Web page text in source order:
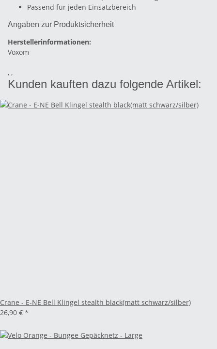
Passend für jeden Einsatzbereich
Angaben zur Produktsicherheit
Herstellerinformationen:
Voxom
, ,
Kunden kauften dazu folgende Artikel:
Crane - E-NE Bell Klingel stealth black(matt schwarz/silber)
26,90 € *